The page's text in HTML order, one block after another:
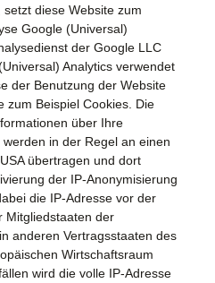
diese Website zum
Google (Universal)
der Google LLC
Analytics verwendet
der Benutzung der Website
zum Beispiel Cookies. Die
über Ihre
in der Regel an einen
übertragen und dort
der IP-Anonymisierung
die IP-Adresse vor der
Mitgliedstaaten der
anderen Vertragsstaaten des
Wirtschaftsraum
wird die volle IP-Adresse